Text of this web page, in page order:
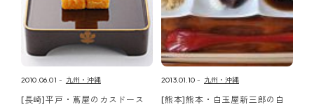
2010.06.01 九州・沖縄
[長崎]平戸・蔦屋のカスドース
2013.01.10 九州・沖縄
[熊本]熊本・白玉屋新三郎の白